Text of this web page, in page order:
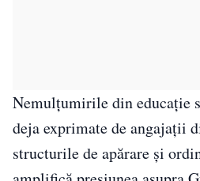
Nemulțumirile din educație
deja exprimate de angajații
structurile de apărare și